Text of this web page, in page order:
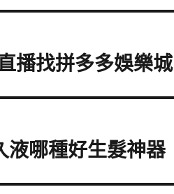
播找拼多多娛樂城
液哪種好生髮神器